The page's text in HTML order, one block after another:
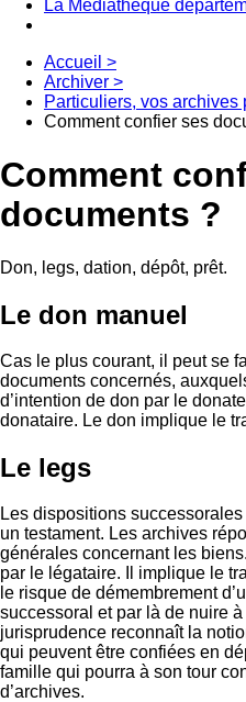
La Médiathèque
Accueil >
Archiver >
Particuliers, vos archives
Comment confier ses
Comment
documents ?
Don, legs, dation, dépôt, prêt.
Le don manuel
Cas le plus courant, il peut se
documents concernés,
d’intention de don par le
donataire. Le don implique le
Le legs
Les dispositions
un testament. Les archives
générales concernant les
par le légataire. Il implique le
le risque de démembrement
successoral et par là de nuire
jurisprudence reconnaît la
qui peuvent être confiées en
famille qui pourra à son tour
d’archives.